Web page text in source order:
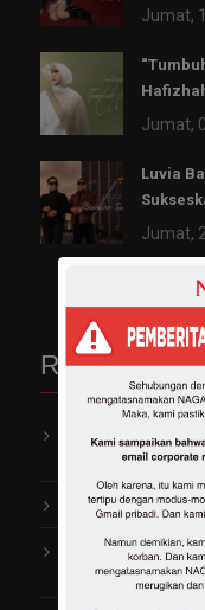
Jumat,
Jumat,
Luvia
Jumat,
Recent
reyhan
Garap
Mendiang Saleem
reyhanonTrayen
reyhanonArti
Gladys 2TikTok